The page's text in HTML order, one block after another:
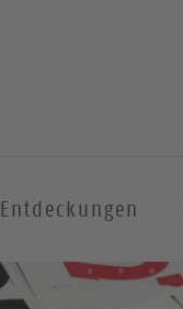
Entdeckungen